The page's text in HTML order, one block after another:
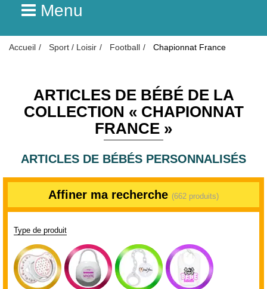
Menu
Accueil Sport / Loisir Football Chapionnat France
ARTICLES DE BÉBÉ DE LA
COLLECTION « CHAPIONNAT
FRANCE »
ARTICLES DE BÉBÉS PERSONNALISÉS
Affiner ma recherche (662 produits)
Type de produit